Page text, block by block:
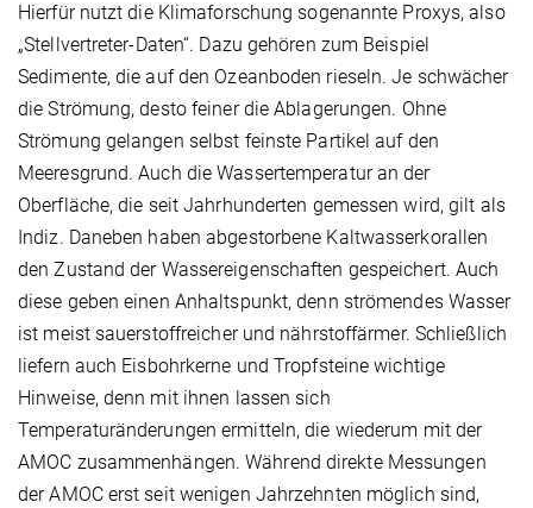
Hierfür nutzt die Klimaforschung sogenannte Proxys, also
„Stellvertreter-Daten“. Dazu gehören zum Beispiel
Sedimente, die auf den Ozeanboden rieseln. Je schwächer
die Strömung, desto feiner die Ablagerungen. Ohne
Strömung gelangen selbst feinste Partikel auf den
Meeresgrund. Auch die Wassertemperatur an der
Oberfläche, die seit Jahrhunderten gemessen wird, gilt als
Indiz. Daneben haben abgestorbene Kaltwasserkorallen
den Zustand der Wassereigenschaften gespeichert. Auch
diese geben einen Anhaltspunkt, denn strömendes Wasser
ist meist sauerstoffreicher und nährstoffärmer. Schließlich
liefern auch Eisbohrkerne und Tropfsteine wichtige
Hinweise, denn mit ihnen lassen sich
Temperaturänderungen ermitteln, die wiederum mit der
AMOC zusammenhängen. Während direkte Messungen
der AMOC erst seit wenigen Jahrzehnten möglich sind,